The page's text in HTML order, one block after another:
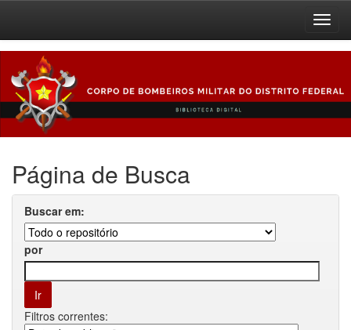
navigation
Página de Busca
Buscar em:
por
Filtros correntes: